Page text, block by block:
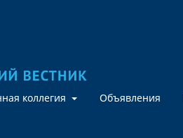
коллегия Объявления